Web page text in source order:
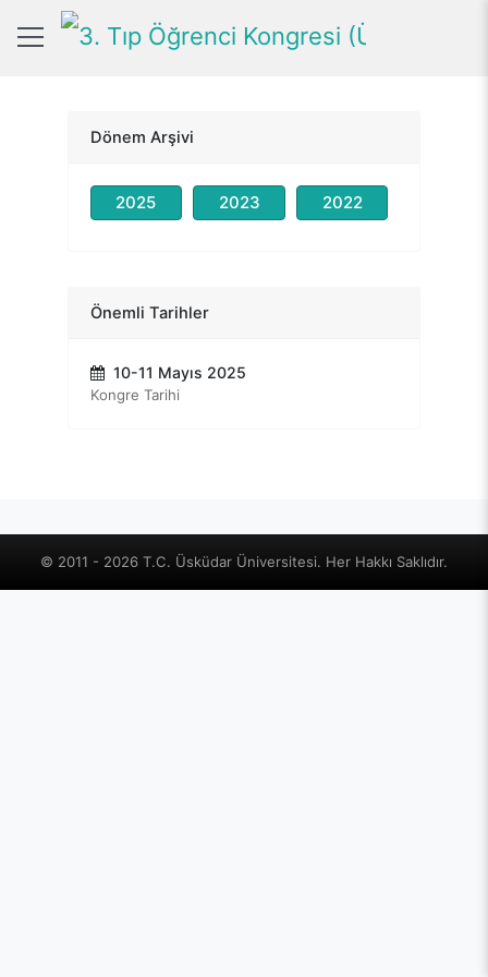
Dönem Arşivi
2025 2023 2022
Önemli Tarihler
10-11 Mayıs 2025
Kongre Tarihi
© 2011 - 2026 T.C. Üsküdar Üniversitesi. Her Hakkı Saklıdır.